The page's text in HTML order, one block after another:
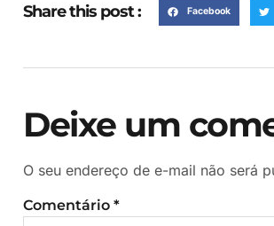
Share this post : Facebook
Deixe um
O seu endereço de e-mail não será
Comentário *